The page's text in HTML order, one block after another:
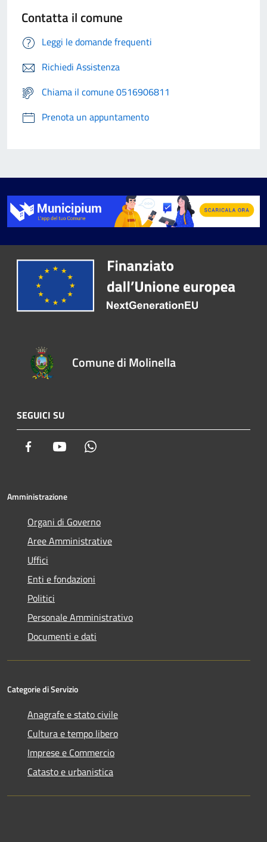
Contatta il comune
Leggi le domande frequenti
Richiedi Assistenza
Chiama il comune 0516906811
Prenota un appuntamento
Comune di Molinella
SEGUICI SU
Facebook Youtube
Amministrazione
Organi di Governo
Aree Amministrative
Uffici
Enti e fondazioni
Politici
Personale Amministrativo
Documenti e dati
Categorie di Servizio
Anagrafe e stato civile
Cultura e tempo libero
Imprese e Commercio
Catasto e urbanistica